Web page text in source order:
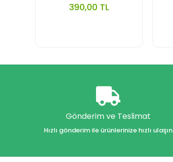
390,00 TL
Gönderim ve Teslimat
Hızlı gönderim ile ürünlerinize hızlı ulaşın